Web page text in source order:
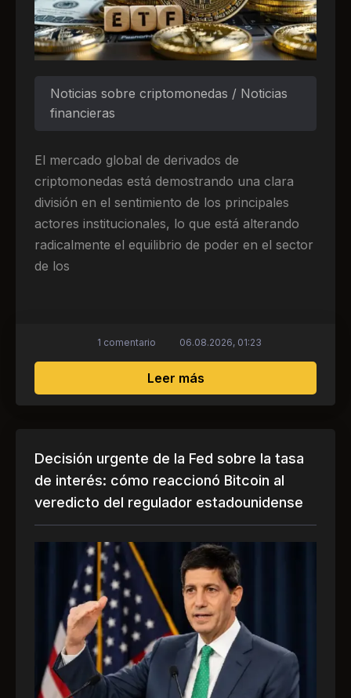
Noticias sobre criptomonedas / Noticias
financieras
El mercado global de derivados de
criptomonedas está demostrando una clara
división en el sentimiento de los principales
actores institucionales, lo que está alterando
radicalmente el equilibrio de poder en el sector
de los
Leer mássobre División
1 comentario 06.08.2026, 01:23
Decisión urgente de la Fed sobre la tasa
de interés: cómo reaccionó Bitcoin al
veredicto del regulador estadounidense